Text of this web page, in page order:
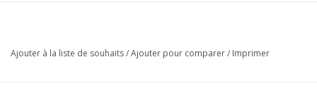
Papier:
80g/m²
Ajouter à la liste de souhaits/Ajouter pour comparer/ Imprimer